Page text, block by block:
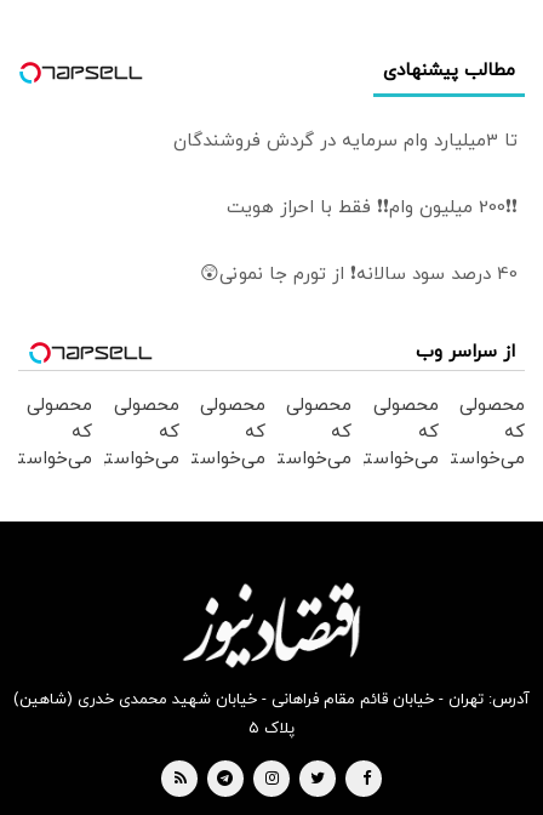
مطالب پیشنهادی
تا 3میلیارد وام سرمایه در گردش فروشندگان
❗❗200 میلیون وام❗❗ فقط با احراز هویت
40 درصد سود سالانه❗ از تورم جا نمونی😲
از سراسر وب
محصولی
که
می‌خواستی
محصولی
که
می‌خواستی
محصولی
که
می‌خواستی
بخر !
محصولی
که
می‌خواستی
بخر !
محصولی
که
می‌خواستی
محصولی
که
می‌خواستی
آدرس: تهران - خیابان قائم مقام فراهانی - خیابان شهید محمدی خدری (شاهین)
پلاک ۵